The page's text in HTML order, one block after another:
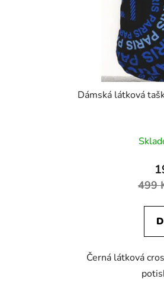
Dámská látková
499
Černá látková